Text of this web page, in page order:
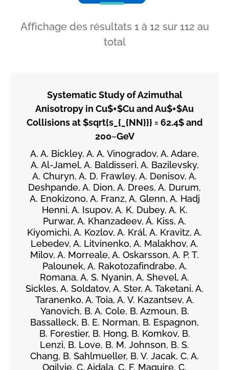
Affichage des résultats 1à 12 sur 112 au
total
Systematic Study of Azimuthal
Anisotropy in Cu$+$Cu and Au$+$Au
Collisions at $sqrt{s_{_{NN}}} = 62.4$ and
200~GeV
A. A. Bickley, A. A. Vinogradov, A. Adare,
A. Al-Jamel, A. Baldisseri, A. Bazilevsky,
A. Churyn, A. D. Frawley, A. Denisov, A.
Deshpande, A. Dion, A. Drees, A. Durum,
A. Enokizono, A. Franz, A. Glenn, A. Hadj
Henni, A. Isupov, A. K. Dubey, A. K.
Purwar, A. Khanzadeev, Á. Kiss, A.
Kiyomichi, A. Kozlov, A. Král, A. Kravitz, A.
Lebedev, A. Litvinenko, A. Malakhov, A.
Milov, A. Morreale, A. Oskarsson, A. P. T.
Palounek, A. Rakotozafindrabe, A.
Romana, A. S. Nyanin, A. Shevel, A.
Sickles, A. Soldatov, A. Ster, A. Taketani, A.
Taranenko, A. Toia, A. V. Kazantsev, A.
Yanovich, B. A. Cole, B. Azmoun, B.
Bassalleck, B. E. Norman, B. Espagnon,
B. Forestier, B. Hong, B. Komkov, B.
Lenzi, B. Love, B. M. Johnson, B. S.
Chang, B. Sahlmueller, B. V. Jacak, C. A.
Ogilvie, C. Aidala, C. F. Maguire, C.